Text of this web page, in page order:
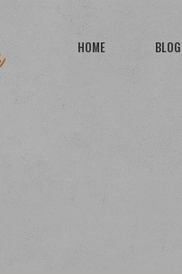
HOME BLOG